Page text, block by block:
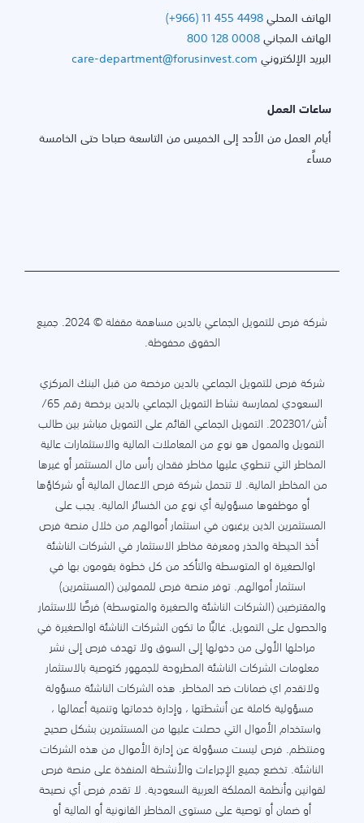
الهاتف المحلي(+966) 11 455 4498
الهاتف المجاني800 128 0008
البريد الإلكترونيcare-department@forusinvest.com
ساعات العمل
أيام العمل من الأحد إلى الخميس من التاسعة صباحا حتى الخامسة
مساًء
شركة فرص للتمويل الجماعي بالدين مساهمة مقفلة © 2024. جميع
الحقوق محفوظة.
شركة فرص للتمويل الجماعي بالدين مرخصة من قبل البنك المركزي
السعودي لممارسة نشاط التمويل الجماعي بالدين برخصة رقم 65/
أش/202301. التمويل الجماعي القائم على التمويل مباشر بين طالب
التمويل والممول هو نوع من المعاملات المالية والاستثمارات عالية
المخاطر التي تنطوي عليها مخاطر فقدان رأس مال المستثمر أو غيرها
من المخاطر المالية. لا تتحمل شركة فرص الاعمال المالية أو شركاؤها
أو موظفوها مسؤولية أي نوع من الخسائر المالية. يجب على
المستثمرين الذين يرغبون في استثمار أموالهم من خلال منصة فرص
أخذ الحيطة والحذر ومعرفة مخاطر الاستثمار في الشركات الناشئة
اوالصغيرة او المتوسطة والتأكد من كل خطوة يقومون بها في
استثمار أموالهم. توفر منصة فرص للممولين (المستثمرين)
والمقترضين (الشركات الناشئة والصغيرة والمتوسطة) فرصًا للاستثمار
والحصول على التمويل. غالبًا ما تكون الشركات الناشئة اوالصغيرة في
مراحلها الأولى من دخولها إلى السوق ولا تهدف فرص إلى نشر
معلومات الشركات الناشئة المطروحة للجمهور كتوصية بالاستثمار
ولاتقدم اي ضمانات ضد المخاطر. هذه الشركات الناشئة مسؤولة
مسؤولية كاملة عن أنشطتها ، وإدارة خدماتها وتنمية أعمالها ،
واستخدام الأموال التي حصلت عليها من المستثمرين بشكل صحيح
ومنتظم. فرص ليست مسؤولة عن إدارة الأموال من هذه الشركات
الناشئة. تخضع جميع الإجراءات والأنشطة المنفذة على منصة فرص
لقوانين وأنظمة المملكة العربية السعودية. لا تقدم فرص أي نصيحة
أو ضمان أو توصية على مستوى المخاطر القانونية أو المالية أو